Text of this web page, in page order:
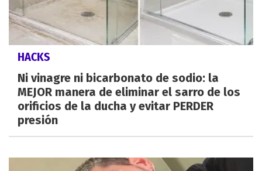
HACKS
Ni vinagre ni bicarbonato de sodio: la
MEJOR manera de eliminar el sarro de los
orificios de la ducha y evitar PERDER
presión